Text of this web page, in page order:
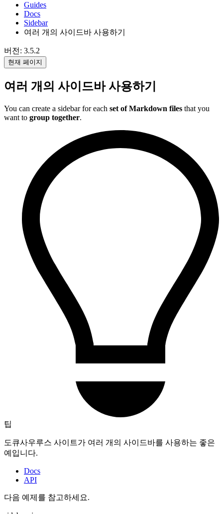
Guides
Docs
Sidebar
여러 개의 사이드바 사용하기
버전: 3.5.2
현재 페이지
여러 개의 사이드바 사용하기
You can create a sidebar for each set of Markdown files that you
want to group together.
팁
도큐사우루스 사이트가 여러 개의 사이드바를 사용하는 좋은
예입니다.
Docs
API
다음 예제를 참고하세요.